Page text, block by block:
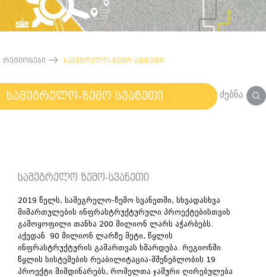
რეგიონები სამეგრელო-ზემო სვანეთი
სამეგრელო-ზემო სვანეთი ძებნა
სამეგრელო ზემო-სვანეთი
2019 წელს, სამეგრელო-ზემო სვანეთში, სხვადასხვა
მიმართულების ინფრასტრუქტურული პროექტებისთვის
გამოყოფილი თანხა 200 მილიონ ლარს აჭარბებს.
აქედან 90 მილიონ ლარზე მეტი, წყლის
ინფრასტრუქტურის გამართვას ხმარდება. რეგიონში
წყლის სისტემების რეაბილიტაცია-მშენებლობის 19
პროექტი მიმდინარებს, რომელთა ჯამური ღირებულება